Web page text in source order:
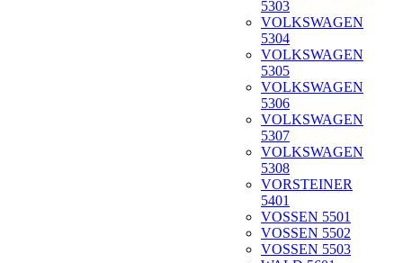
5303
VOLKSWAGEN
5304
VOLKSWAGEN
5305
VOLKSWAGEN
5306
VOLKSWAGEN
5307
VOLKSWAGEN
5308
VORSTEINER
5401
VOSSEN 5501
VOSSEN 5502
VOSSEN 5503